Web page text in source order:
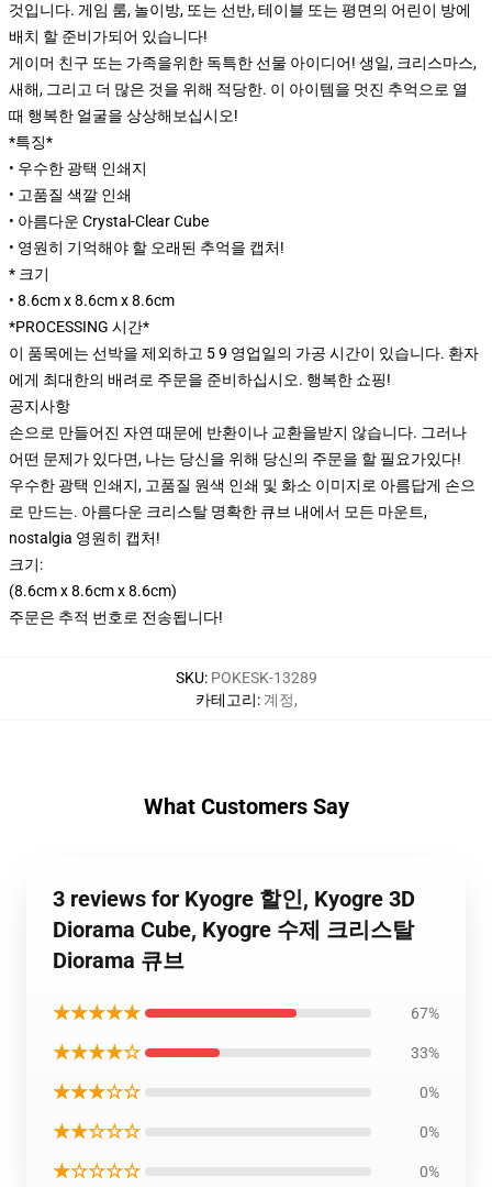
것입니다. 게임 룸, 놀이방, 또는 선반, 테이블 또는 평면의 어린이 방에
배치 할 준비가되어 있습니다!
게이머 친구 또는 가족을위한 독특한 선물 아이디어! 생일, 크리스마스,
새해, 그리고 더 많은 것을 위해 적당한. 이 아이템을 멋진 추억으로 열
때 행복한 얼굴을 상상해보십시오!
*특징*
• 우수한 광택 인쇄지
• 고품질 색깔 인쇄
• 아름다운 Crystal-Clear Cube
• 영원히 기억해야 할 오래된 추억을 캡처!
* 크기
• 8.6cm x 8.6cm x 8.6cm
*PROCESSING 시간*
이 품목에는 선박을 제외하고 5 9 영업일의 가공 시간이 있습니다. 환자
에게 최대한의 배려로 주문을 준비하십시오. 행복한 쇼핑!
공지사항
손으로 만들어진 자연 때문에 반환이나 교환을받지 않습니다. 그러나
어떤 문제가 있다면, 나는 당신을 위해 당신의 주문을 할 필요가있다!
우수한 광택 인쇄지, 고품질 원색 인쇄 및 화소 이미지로 아름답게 손으
로 만드는. 아름다운 크리스탈 명확한 큐브 내에서 모든 마운트,
nostalgia 영원히 캡처!
크기:
(8.6cm x 8.6cm x 8.6cm)
주문은 추적 번호로 전송됩니다!
SKU: POKESK-13289
카테고리: 계정,
What Customers Say
3 reviews for Kyogre 할인, Kyogre 3D
Diorama Cube, Kyogre 수제 크리스탈
Diorama 큐브
★★★★★ 67%
★★★★☆ 33%
★★★☆☆ 0%
★★☆☆☆ 0%
★☆☆☆☆ 0%